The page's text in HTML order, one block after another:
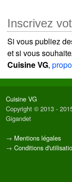
Inscrivez
Si vous publiez
et si vous
Cuisine VG,
Cuisine VG
Copyright © 2013 -
Gigandet
→ Mentions légales
→ Conditions